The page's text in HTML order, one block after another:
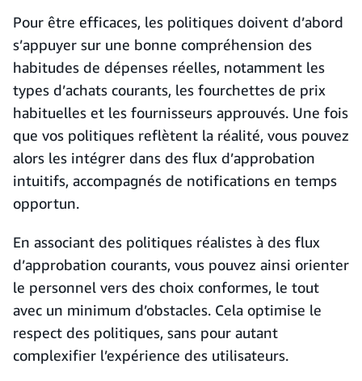
Pour être efficaces, les politiques doivent d’abord
s’appuyer sur une bonne compréhension des
habitudes de dépenses réelles, notamment les
types d’achats courants, les fourchettes de prix
habituelles et les fournisseurs approuvés. Une fois
que vos politiques reflètent la réalité, vous pouvez
alors les intégrer dans des flux d’approbation
intuitifs, accompagnés de notifications en temps
opportun.
En associant des politiques réalistes à des flux
d’approbation courants, vous pouvez ainsi orienter
le personnel vers des choix conformes, le tout
avec un minimum d’obstacles. Cela optimise le
respect des politiques, sans pour autant
complexifier l’expérience des utilisateurs.